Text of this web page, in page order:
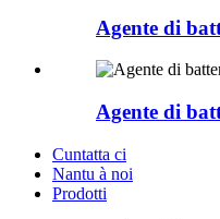
Agente di
Agente di
Cuntatta ci
Nantu à noi
Prodotti